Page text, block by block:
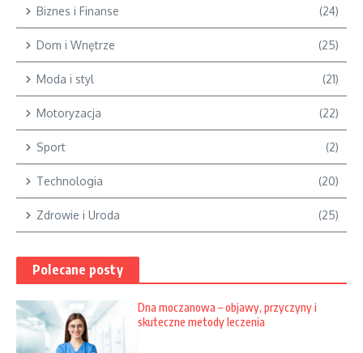
Biznes i Finanse (24)
Dom i Wnętrze (25)
Moda i styl (21)
Motoryzacja (22)
Sport (2)
Technologia (20)
Zdrowie i Uroda (25)
Polecane posty
Dna moczanowa – objawy, przyczyny i
skuteczne metody leczenia